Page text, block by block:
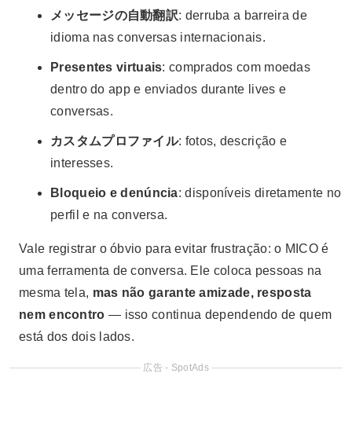
メッセージの自動翻訳: derruba a barreira de
idioma nas conversas internacionais.
Presentes virtuais: comprados com moedas
dentro do app e enviados durante lives e
conversas.
カスタムプロファイル: fotos, descrição e
interesses.
Bloqueio e denúncia: disponíveis diretamente no
perfil e na conversa.
Vale registrar o óbvio para evitar frustração: o MICO é
uma ferramenta de conversa. Ele coloca pessoas na
mesma tela, mas não garante amizade, resposta
nem encontro — isso continua dependendo de quem
está dos dois lados.
広告 - SpotAds